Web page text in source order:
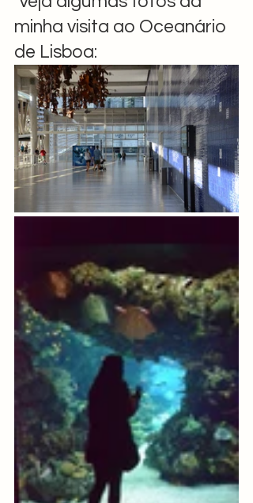
minha visita ao Oceanário
de Lisboa: